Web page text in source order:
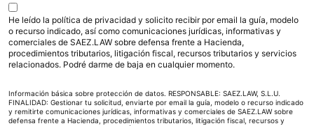
C
o
n
s
n
t
He leído la política de privacidad y solicito recibir por email la guía, modelo
o recurso indicado, así como comunicaciones jurídicas, informativas y
comerciales de SAEZ.LAW sobre defensa frente a Hacienda,
procedimientos tributarios, litigación fiscal, recursos tributarios y servicios
relacionados. Podré darme de baja en cualquier momento.
Información básica sobre protección de datos. RESPONSABLE: SAEZ.LAW, S.L.U.
FINALIDAD: Gestionar tu solicitud, enviarte por email la guía, modelo o recurso indicado
y remitirte comunicaciones jurídicas, informativas y comerciales de SAEZ.LAW sobre
defensa frente a Hacienda, procedimientos tributarios, litigación fiscal, recursos y